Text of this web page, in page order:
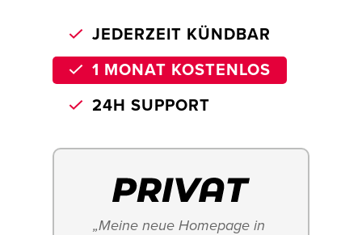
JEDERZEIT KÜNDBAR
1 MONAT KOSTENLOS
24H SUPPORT
„Meine neue Homepage in